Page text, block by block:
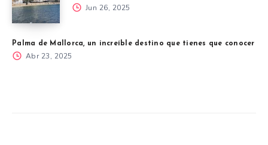
Jun 26, 2025
Palma de Mallorca, un increíble destino que tienes que conocer
Abr 23, 2025